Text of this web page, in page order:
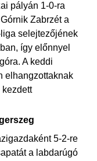
pályán 1-0-ra
Zabrzét a
selejtezőjének
így előnnyel
A keddi
elhangzottaknak
5-2-re
a labdarúgó